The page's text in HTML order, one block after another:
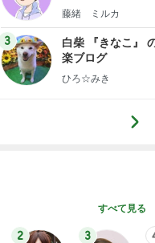
藤緒 ミルカ
3
白柴 『きなこ』
楽ブログ
ひろ☆みき
すべて見る
2 3